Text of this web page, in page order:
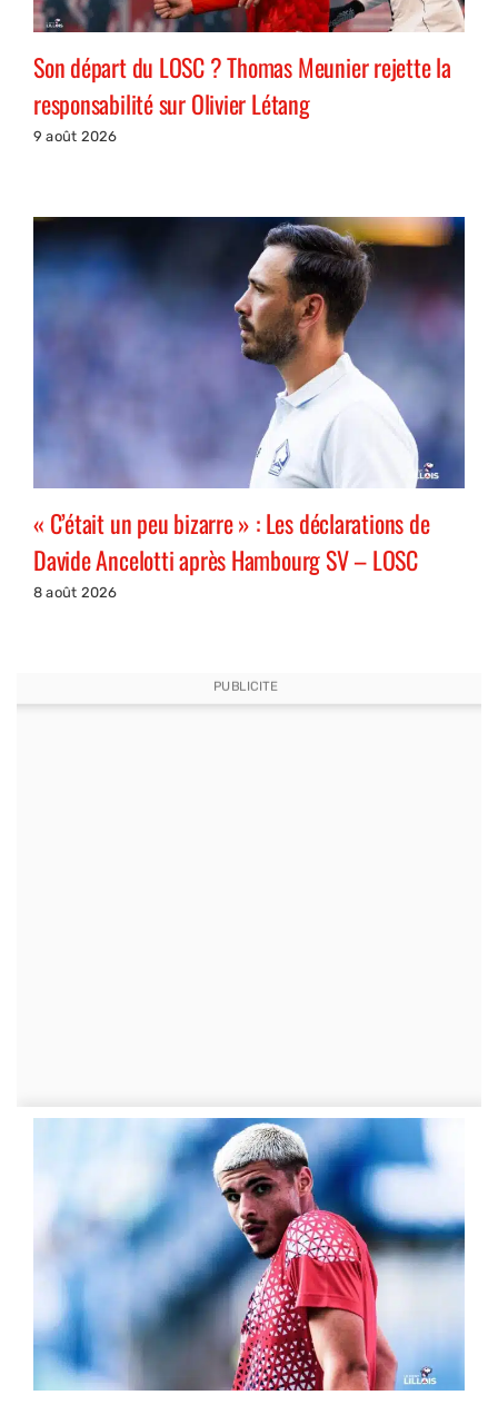
Son départ du LOSC ? Thomas Meunier rejette la
responsabilité sur Olivier Létang
9 août 2026
« C’était un peu bizarre » : Les déclarations de
Davide Ancelotti après Hambourg SV – LOSC
8 août 2026
PUBLICITE